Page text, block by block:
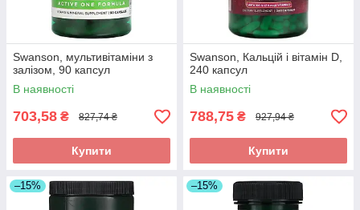
Swanson, мультивітаміни з
залізом, 90 капсул
В наявності
703,58 ₴ 827,74 ₴
Купити
Swanson, Кальцій і вітамін D,
240 капсул
В наявності
788,75 ₴ 927,94 ₴
Купити
–15% –15%